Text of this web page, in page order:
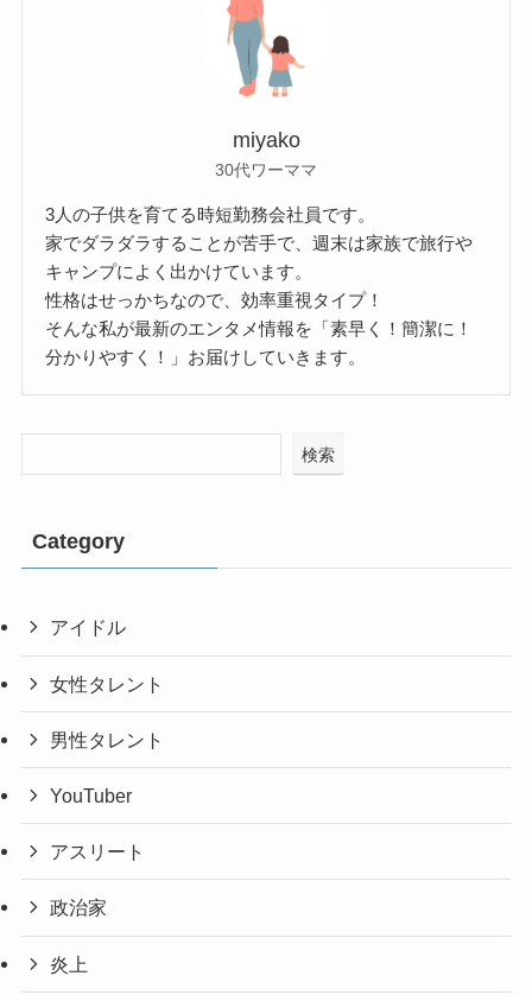
miyako
30代ワーママ
3人の子供を育てる時短勤務会社員です。
家でダラダラすることが苦手で、週末は家族で旅行や
キャンプによく出かけています。
性格はせっかちなので、効率重視タイプ！
そんな私が最新のエンタメ情報を「素早く！簡潔に！
分かりやすく！」お届けしていきます。
検索
Category
アイドル
女性タレント
男性タレント
YouTuber
アスリート
政治家
炎上